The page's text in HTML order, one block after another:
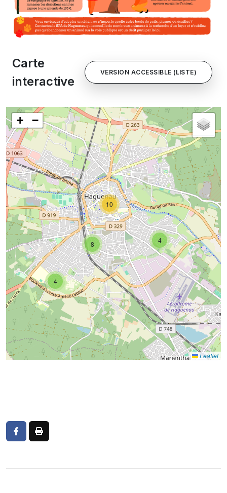
Carte
interactive
VERSION ACCESSIBLE (LISTE)
4
10
8
4
+ −
Leaflet